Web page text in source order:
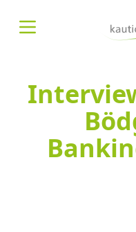
Menü öffnen